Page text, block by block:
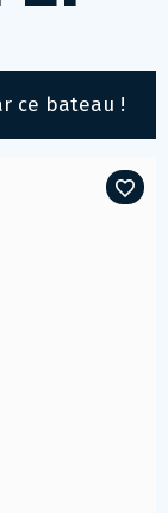
ce bateau !